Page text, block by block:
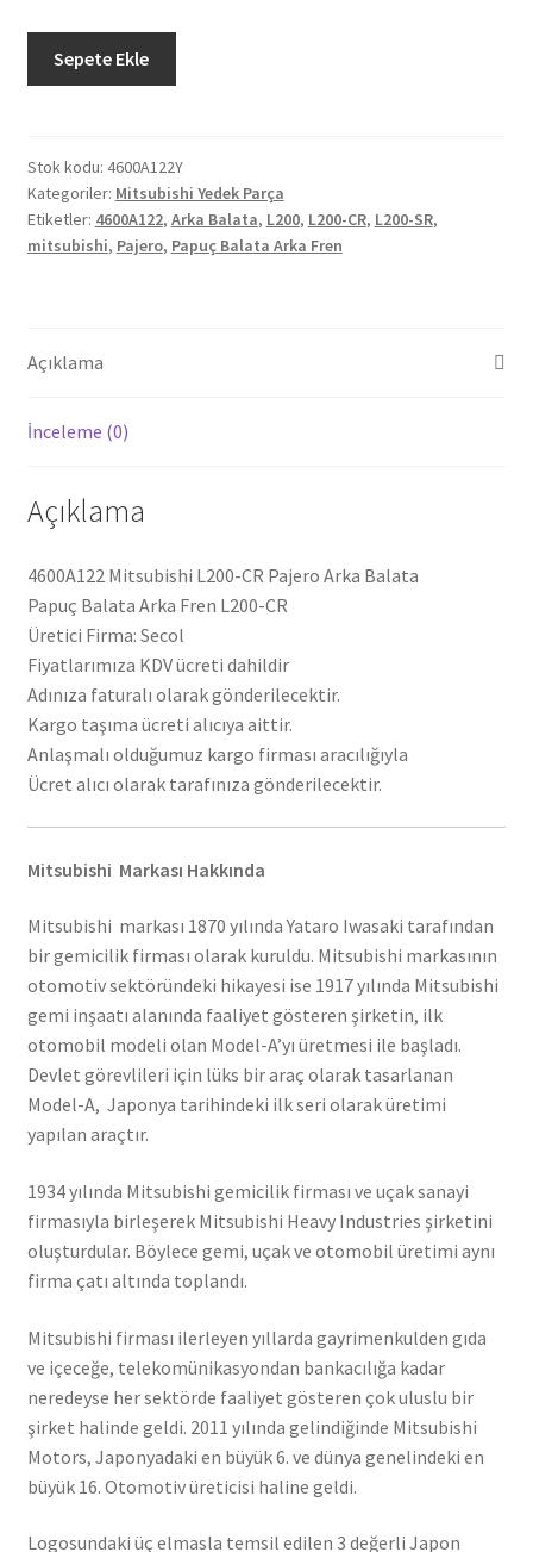
Arka
Balata
4600A122
adet
Sepete Ekle
Stok kodu: 4600A122Y
Kategoriler: Mitsubishi Yedek Parça
Etiketler: 4600A122, Arka Balata, L200, L200-CR, L200-SR,
mitsubishi, Pajero, Papuç Balata Arka Fren
Açıklama
İnceleme (0)
Açıklama
4600A122 Mitsubishi L200-CR Pajero Arka Balata
Papuç Balata Arka Fren L200-CR
Üretici Firma: Secol
Fiyatlarımıza KDV ücreti dahildir
Adınıza faturalı olarak gönderilecektir.
Kargo taşıma ücreti alıcıya aittir.
Anlaşmalı olduğumuz kargo firması aracılığıyla
Ücret alıcı olarak tarafınıza gönderilecektir.
Mitsubishi Markası Hakkında
Mitsubishi markası 1870 yılında Yataro Iwasaki tarafından
bir gemicilik firması olarak kuruldu. Mitsubishi markasının
otomotiv sektöründeki hikayesi ise 1917 yılında Mitsubishi
gemi inşaatı alanında faaliyet gösteren şirketin, ilk
otomobil modeli olan Model-A’yı üretmesi ile başladı.
Devlet görevlileri için lüks bir araç olarak tasarlanan
Model-A, Japonya tarihindeki ilk seri olarak üretimi
yapılan araçtır.
1934 yılında Mitsubishi gemicilik firması ve uçak sanayi
firmasıyla birleşerek Mitsubishi Heavy Industries şirketini
oluşturdular. Böylece gemi, uçak ve otomobil üretimi aynı
firma çatı altında toplandı.
Mitsubishi firması ilerleyen yıllarda gayrimenkulden gıda
ve içeceğe, telekomünikasyondan bankacılığa kadar
neredeyse her sektörde faaliyet gösteren çok uluslu bir
şirket halinde geldi. 2011 yılında gelindiğinde Mitsubishi
Motors, Japonyadaki en büyük 6. ve dünya genelindeki en
büyük 16. Otomotiv üreticisi haline geldi.
Logosundaki üç elmasla temsil edilen 3 değerli Japon